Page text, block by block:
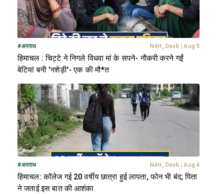
#अपराध N4H_Desk | Aug 5
हिमाचल : चिट्टे ने निगले विधवा मां के सपने- नौकरी करने गईं
बेटियां बनी 'नशेड़ी'- एक की मौ*त
#अपराध N4H_Desk | Aug 4
हिमाचल: कॉलेज गई 20 वर्षीय छात्रा हुई लापता, फोन भी बंद; पिता
ने जताई इस बात की आशंका